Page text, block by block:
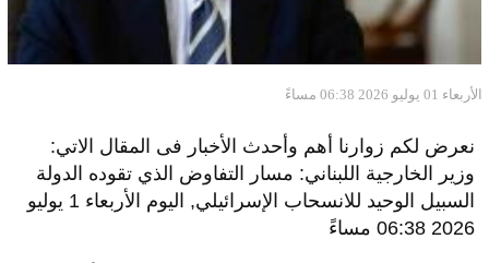
الأربعاء 01 يوليو 2026 06:38 مساءً
نعرض لكم زوارنا أهم وأحدث الأخبار فى المقال الاتي:
وزير الخارجية اللبناني: مسار التفاوض الذي تقوده الدولة
السبيل الوحيد للانسحاب الإسرائيلي, اليوم الأربعاء 1 يوليو
2026 06:38 مساءً